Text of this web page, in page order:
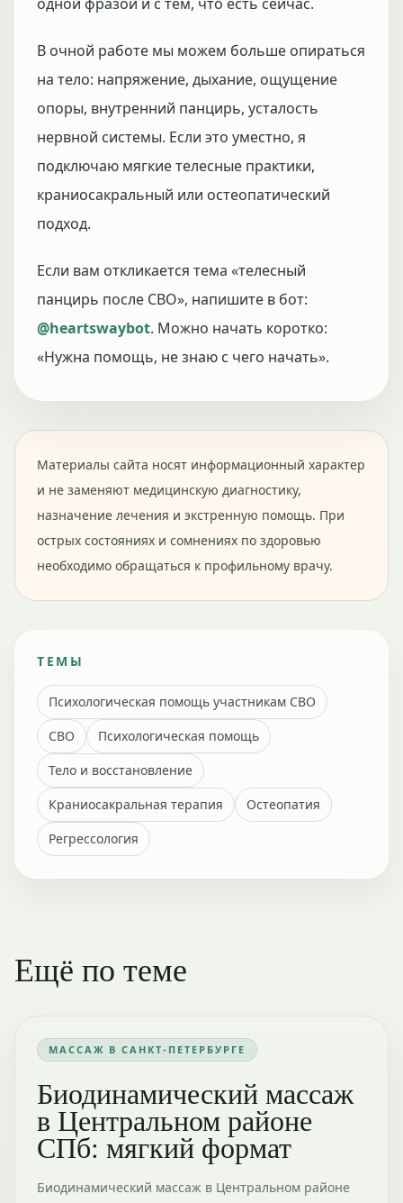
В очной работе мы можем больше опираться
на тело: напряжение, дыхание, ощущение
опоры, внутренний панцирь, усталость
нервной системы. Если это уместно, я
подключаю мягкие телесные практики,
краниосакральный или остеопатический
подход.
Если вам откликается тема «телесный
панцирь после СВО», напишите в бот:
@heartswaybot. Можно начать коротко:
«Нужна помощь, не знаю с чего начать».
Материалы сайта носят информационный характер
и не заменяют медицинскую диагностику,
назначение лечения и экстренную помощь. При
острых состояниях и сомнениях по здоровью
необходимо обращаться к профильному врачу.
ТЕМЫ
Психологическая помощь участникам СВО
СВО
Психологическая помощь
Тело и восстановление
Краниосакральная терапия
Остеопатия
Регрессология
Ещё по теме
МАССАЖ В САНКТ-ПЕТЕРБУРГЕ
Биодинамический массаж
в Центральном районе
СПб: мягкий формат
Биодинамический массаж в Центральном районе